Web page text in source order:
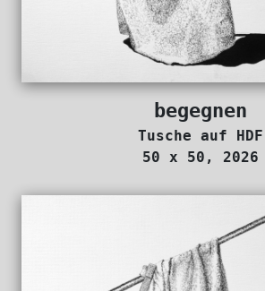
begegnen
Tusche auf HDF
50 x 50, 2026